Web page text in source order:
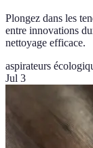
Plongez dans les
entre innovations
nettoyage efficace.
aspirateurs
Jul 3